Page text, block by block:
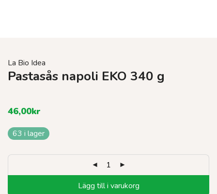
La Bio Idea
Pastasås napoli EKO 340 g
46,00kr
63 i lager
Lägg till i varukorg